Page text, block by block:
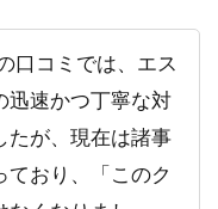
口コミでは、エス
迅速かつ丁寧な対
たが、現在は諸事
おり、「このク